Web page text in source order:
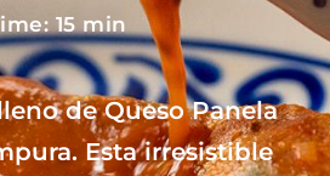
15 min
de Queso Panela
Esta irresistible